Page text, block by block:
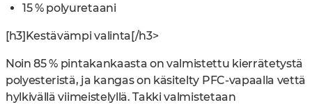
15 % polyuretaani
[h3]Kestävämpi valinta[/h3>
Noin 85 % pintakankaasta on valmistettu kierrätetystä
polyesteristä, ja kangas on käsitelty PFC-vapaalla vettä
hylkivällä viimeistelyllä. Takki valmistetaan